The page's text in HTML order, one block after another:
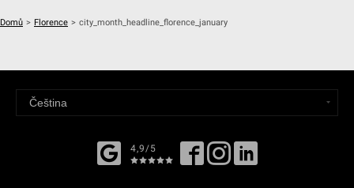
Domů > Florence > city_month_headline_florence_january
4,9/5